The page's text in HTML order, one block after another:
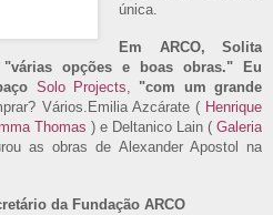
única.
Em ARCO, Solita
opções e boas obras." Eu
Solo Projects, "com um grande
Vários.Emilia Azcárate ( Henrique
Thomas ) e Deltanico Lain ( Galeria
as obras de Alexander Apostol na
da Fundação ARCO